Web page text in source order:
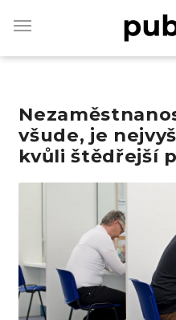
main
všude, je
kvůli štědřejší
Obrázek
Vyhledávejte na